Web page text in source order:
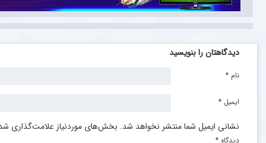
دیدگاهتان را بنویسید
نشانی ایمیل شما منتشر نخواهد شد. بخش‌های موردنیاز علامت‌گذاری
دیدگاه *
نام *
ایمیل *